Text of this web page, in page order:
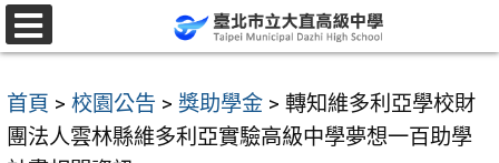
跳
至
要
內
首頁 > 校園公告 > 獎助學金 > 轉知維多利亞學校財
團法人雲林縣維多利亞實驗高級中學夢想一百助學
選
單